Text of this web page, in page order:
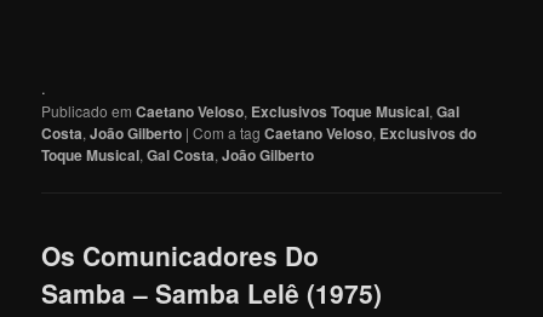
.
Publicado em Caetano Veloso, Exclusivos Toque Musical,Gal
Costa,João Gilberto |Com a tagCaetano Veloso, Exclusivos do
Toque Musical,Gal Costa,João Gilberto
Os Comunicadores Do
Samba – Samba Lelê (1975)